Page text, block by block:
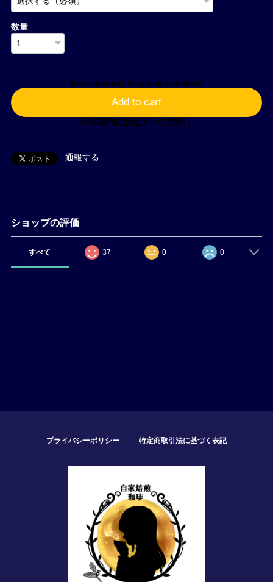
数量
International shipping available
Add to cart
日本国内にお住まいの方向け
通報する
ショップの評価
すべて 37 0 0
プライバシーポリシー 特定商取引法に基づく表記